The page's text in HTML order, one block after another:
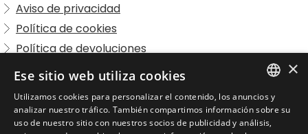
Aviso de privacidad
Política de cookies
Política de devoluciones
Acuerdo de licencia de usuario
Política de uso aceptable
ENGLISH
×
Ese sitio web utiliza cookies
Utilizamos cookies para personalizar el contenido, los anuncios y
analizar nuestro tráfico. También compartimos información sobre su
uso de nuestro sitio con nuestros socios de publicidad y análisis,